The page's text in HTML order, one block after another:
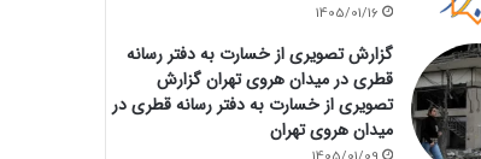
1405/01/16
گزارش تصویری از خسارت به دفتر رسانه
قطری در میدان هروی تهران گزارش
تصویری از خسارت به دفتر رسانه قطری در
میدان هروی تهران